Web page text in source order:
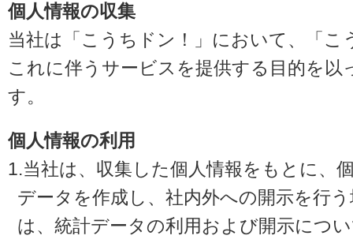
個人情報の収集
当社は「こうちドン！」において、「
これに伴うサービスを提供する目的を以
す。
個人情報の利用
1.当社は、収集した個人情報をもとに、
データを作成し、社内外への開示を行
は、統計データの利用および開示につ